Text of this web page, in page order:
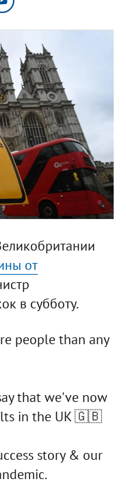
от
в субботу.
people than any
that we've now
in the UK 🇬🇧
story & our